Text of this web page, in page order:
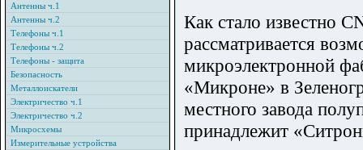
Антенны ч.1
Антенны ч.2
Телефоны ч.1
Телефоны ч.2
Телефоны - защита
Безопасность
Металлоискатели
Электричество ч.1
Электричество ч.2
Микросхемы
Измерительные устройства
Как стало известно
рассматривается
микроэлектронной
«Микроне» в
местного завода
принадлежит